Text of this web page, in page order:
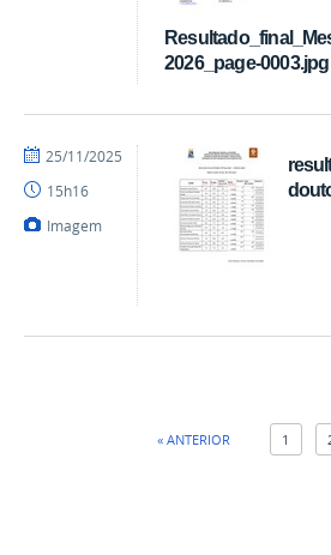
2026_page-0003.jpg
por
publicado
25/11/2025
15h16
Imagem
« ANTERIOR 1